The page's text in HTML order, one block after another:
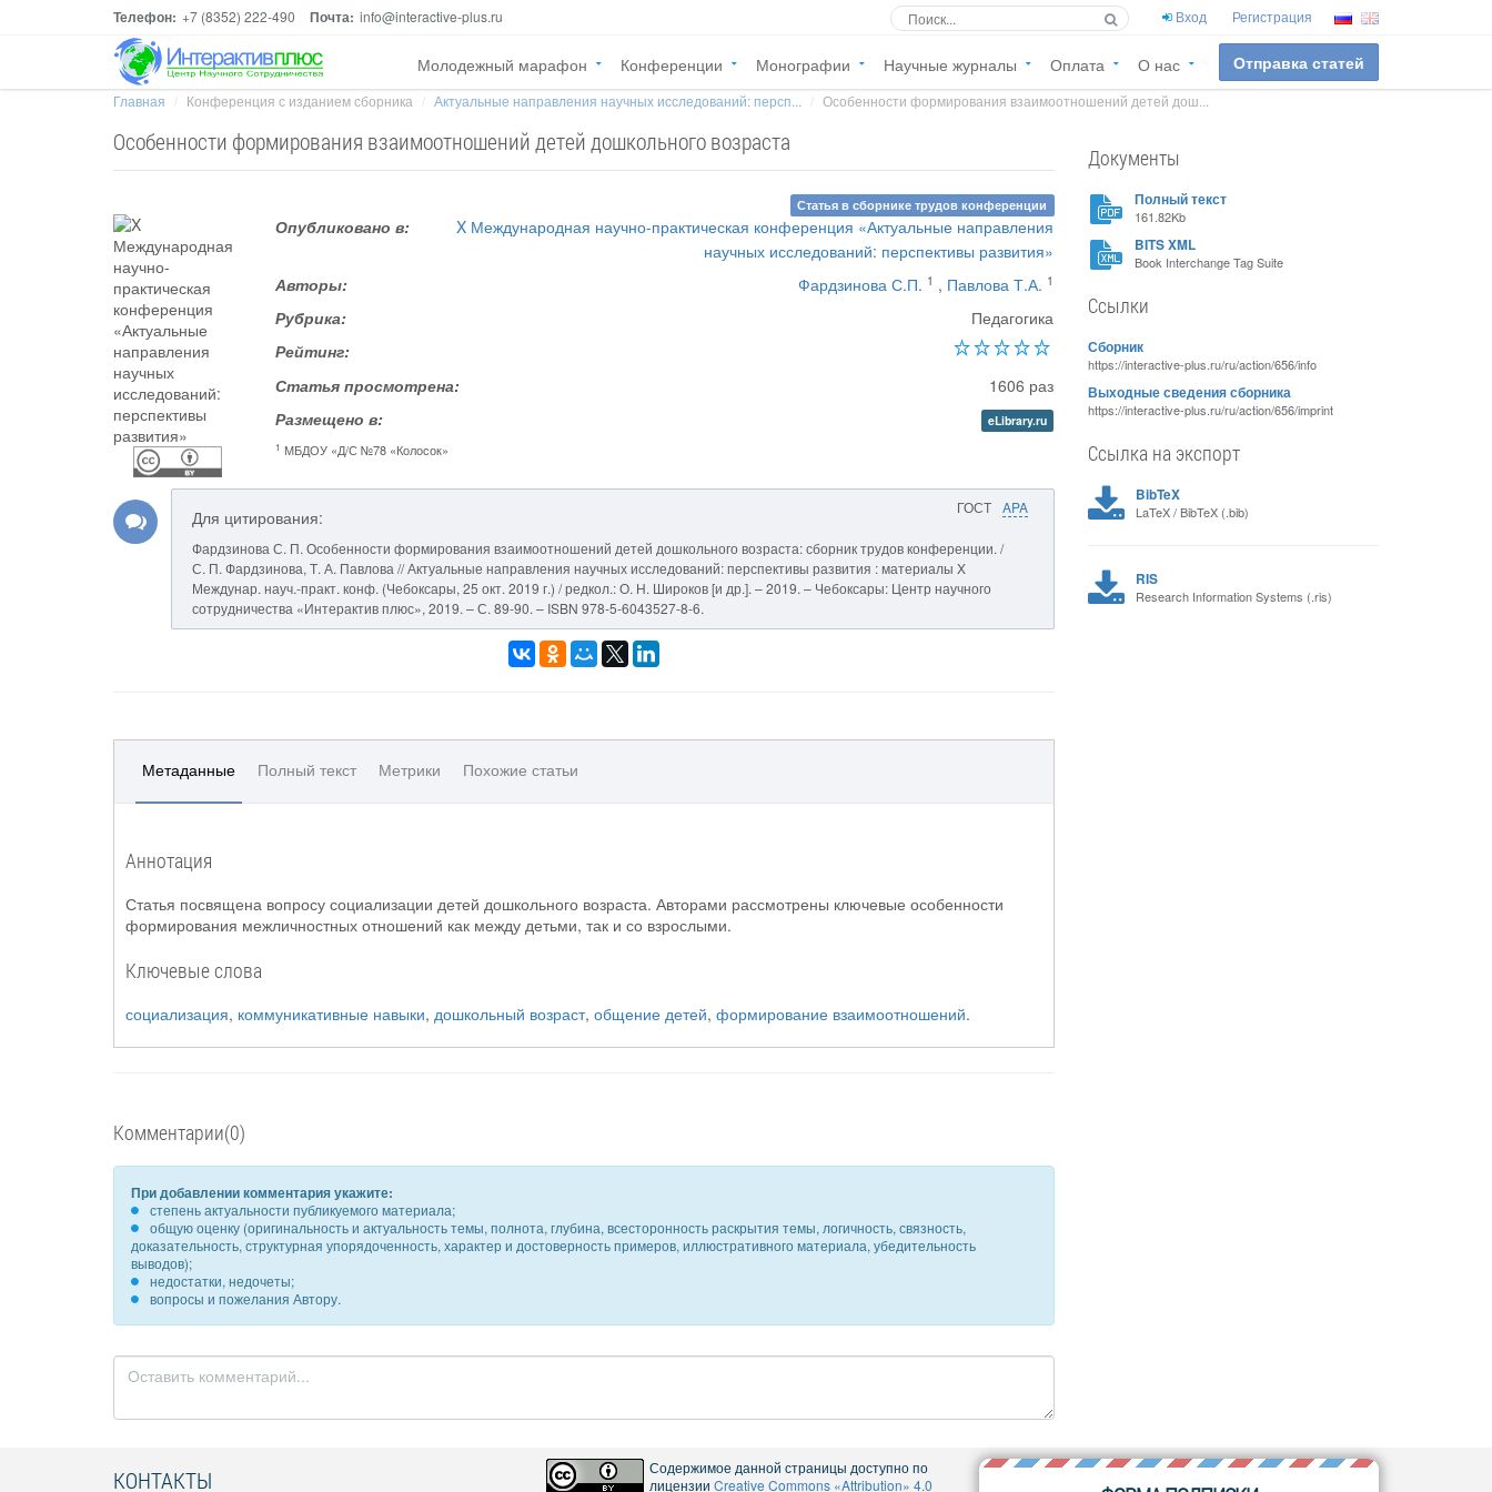
Телефон: +7 (8352) 222-490 Почта: info@interactive-plus.ru Вход Регистрация
Молодежный марафон Конференции Монографии Научные журналы Оплата О нас Отправка статей
Главная Конференция с изданием сборника Актуальные направления научных исследований: персп... Особенности формирования взаимоотношений детей дош...
Особенности формирования взаимоотношений детей дошкольного возраста
Статья в сборнике трудов конференции
Опубликовано в:
X Международная научно-практическая конференция «Актуальные направления
научных исследований: перспективы развития»
Авторы:
Фардзинова С.П. 1 , Павлова Т.А. 1
Рубрика:
Педагогика
Рейтинг:
Статья просмотрена:
1606 раз
Размещено в:
eLibrary.ru
1 МБДОУ «Д/С №78 «Колосок»
ГОСТ APA
Для цитирования:
Фардзинова С. П. Особенности формирования взаимоотношений детей дошкольного возраста: сборник трудов конференции. /
С. П. Фардзинова, Т. А. Павлова // Актуальные направления научных исследований: перспективы развития : материалы X
Междунар. науч.-практ. конф. (Чебоксары, 25 окт. 2019 г.) / редкол.: О. Н. Широков [и др.]. – 2019. – Чебоксары: Центр научного
сотрудничества «Интерактив плюс», 2019. – С. 89-90. – ISBN 978-5-6043527-8-6.
Метаданные Полный текст Метрики Похожие статьи
Аннотация
Статья посвящена вопросу социализации детей дошкольного возраста. Авторами рассмотрены ключевые особенности
формирования межличностных отношений как между детьми, так и со взрослыми.
Ключевые слова
социализация, коммуникативные навыки, дошкольный возраст, общение детей, формирование взаимоотношений.
Комментарии(0)
При добавлении комментария укажите:
степень актуальности публикуемого материала;
общую оценку (оригинальность и актуальность темы, полнота, глубина, всесторонность раскрытия темы, логичность, связность,
доказательность, структурная упорядоченность, характер и достоверность примеров, иллюстративного материала, убедительность
выводов);
недостатки, недочеты;
вопросы и пожелания Автору.
Документы
Полный текст
161.82Kb
BITS XML
Book Interchange Tag Suite
Ссылки
Сборник
https://interactive-plus.ru/ru/action/656/info
Выходные сведения сборника
https://interactive-plus.ru/ru/action/656/imprint
Ссылка на экспорт
BibTeX
LaTeX / BibTeX (.bib)
RIS
Research Information Systems (.ris)
КОНТАКТЫ
Содержимое данной страницы доступно по
лицензии Creative Commons «Attribution» 4.0